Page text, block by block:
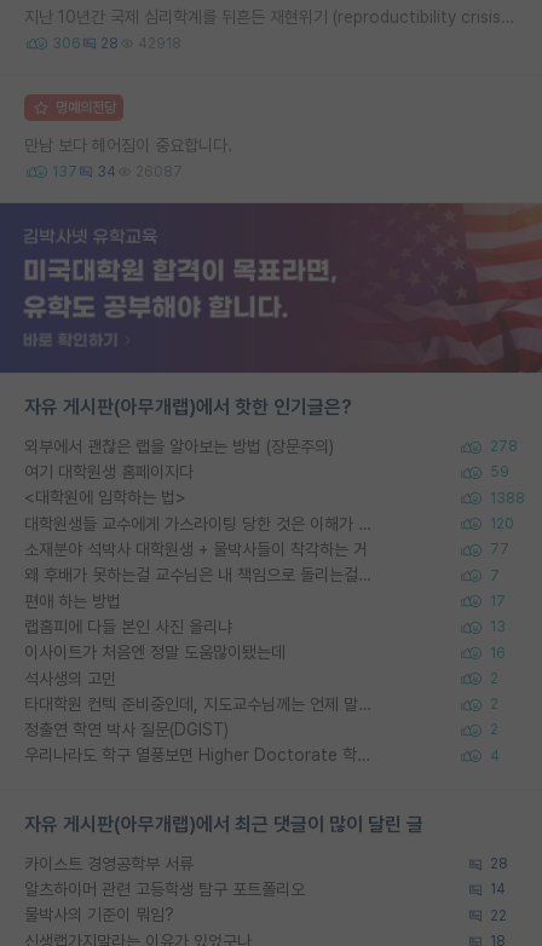
지난 10년간 국제 심리학계를 뒤흔든 재현위기 (reproductibility crisis) 요약 (1편)
306 28 42918
명예의전당
만남 보다 헤어짐이 중요합니다.
137 34 26087
자유 게시판(아무개랩)에서 핫한 인기글은?
외부에서 괜찮은 랩을 알아보는 방법 (장문주의) 278
여기 대학원생 홈페이지다 59
<대학원에 입학하는 법> 1388
대학원생들 교수에게 가스라이팅 당한 것은 이해가 갑니다. 안타깝네요. 120
소재분야 석박사 대학원생 + 물박사들이 착각하는 거 77
왜 후배가 못하는걸 교수님은 내 책임으로 돌리는걸까요? 7
편애 하는 방법 17
랩홈피에 다들 본인 사진 올리냐 13
이사이트가 처음엔 정말 도움많이됐는데 16
석사생의 고민 2
타대학원 컨텍 준비중인데, 지도교수님께는 언제 말씀드려야 할까요? 2
정출연 학연 박사 질문(DGIST) 2
우리나라도 학구 열풍보면 Higher Doctorate 학위가 필요하다고 봅니다. 4
자유 게시판(아무개랩)에서 최근 댓글이 많이 달린 글
카이스트 경영공학부 서류 28
알츠하이머 관련 고등학생 탐구 포트폴리오 14
물박사의 기준이 뭐임? 22
신생랩가지말라는 이유가 있었구나 18